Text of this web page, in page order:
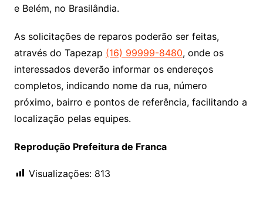
e Belém, no Brasilândia.
As solicitações de reparos poderão ser feitas,
através do Tapezap (16) 99999-8480, onde os
interessados deverão informar os endereços
completos, indicando nome da rua, número
próximo, bairro e pontos de referência, facilitando a
localização pelas equipes.
Reprodução Prefeitura de Franca
Visualizações: 813